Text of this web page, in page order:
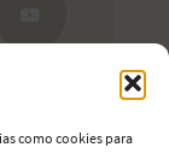
como cookies para